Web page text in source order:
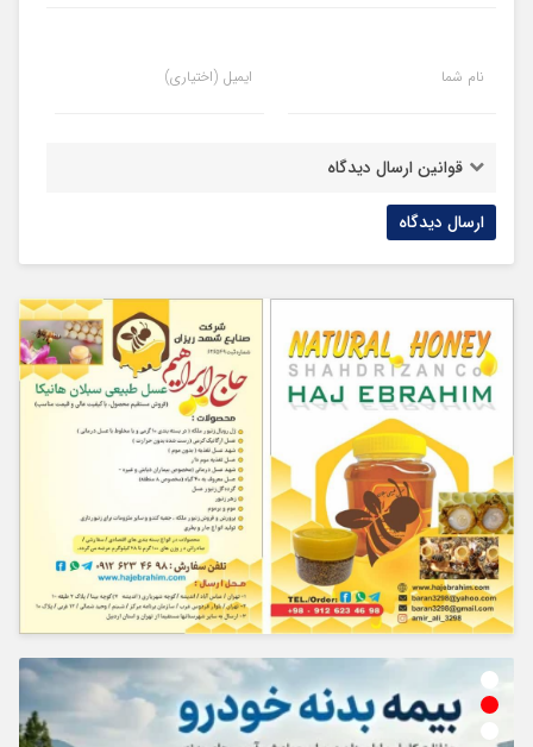
نام شما ایمیل (اختیاری)
قوانین ارسال دیدگاه